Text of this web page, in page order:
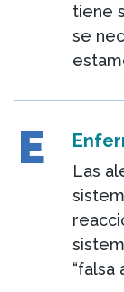
tiene
se
E
Las
“falsa